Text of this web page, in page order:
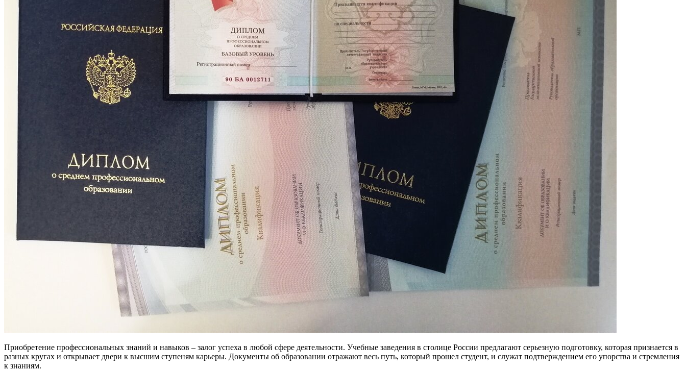
Приобретение профессиональных знаний и навыков – залог успеха в любой сфере деятельности. Учебные заведения в столице России предлагают серьезную подготовку, которая признается в
разных кругах и открывает двери к высшим ступеням карьеры. Документы об образовании отражают весь путь, который прошел студент, и служат подтверждением его упорства и стремления
к знаниям.